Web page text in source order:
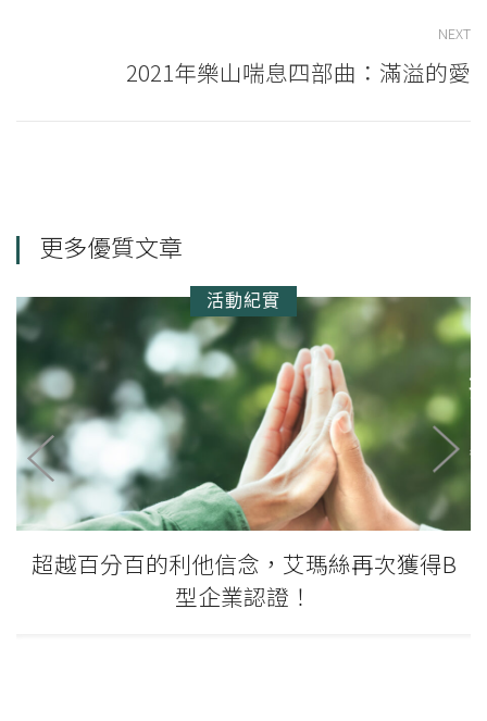
NEXT
2021年樂山喘息四部曲：滿溢的愛
更多優質文章
活動紀實
你聽過「照顧者」這個身份嗎?